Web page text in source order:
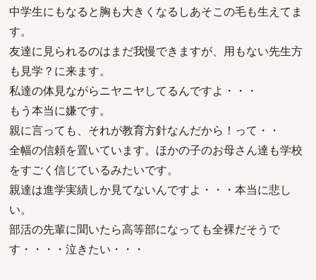
中学生にもなると胸も大きくなるしあそこの毛も生えてま
す。
友達に見られるのはまだ我慢できますが、用もない先生方
も見学？に来ます。
私達の体見ながらニヤニヤしてるんですよ・・・
もう本当に嫌です。
親に言っても、それが教育方針なんだから！って・・
全幅の信頼を置いています。ほかの子のお母さん達も学校
をすごく信じているみたいです。
親達は進学実績しか見てないんですよ・・・本当に悲し
い。
部活の先輩に聞いたら高等部になっても全裸だそうで
す・・・・泣きたい・・・